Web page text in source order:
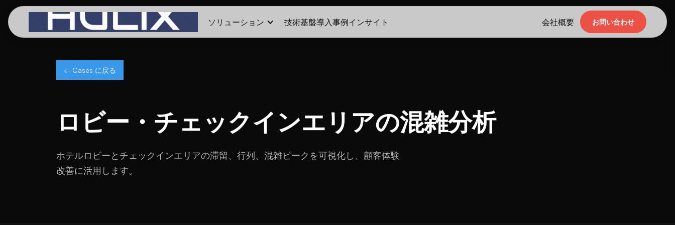
ソリューション 技術基盤導入事例インサイト 会社概要 お問い合わせ
← Cases に戻る
ロビー・チェックインエリアの混雑分析
ホテルロビーとチェックインエリアの滞留、行列、混雑ピークを可視化し、顧客体験
改善に活用します。